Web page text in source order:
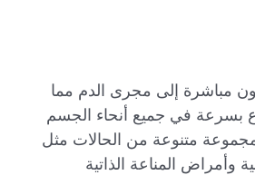
مباشرة إلى مجرى الدم مما
بسرعة في جميع أنحاء الجسم
متنوعة من الحالات مثل
وأمراض المناعة الذاتية